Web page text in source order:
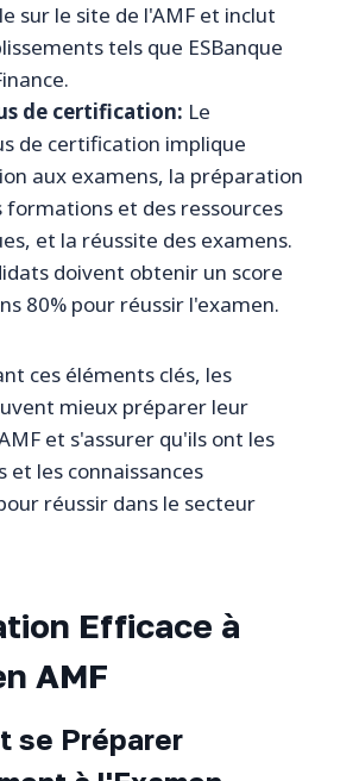
sur le site de l'AMF et inclut
tels que ESBanque
de certification: Le
de certification implique
aux examens, la préparation
formations et des ressources
et la réussite des examens.
doivent obtenir un score
80% pour réussir l'examen.
ces éléments clés, les
mieux préparer leur
et s'assurer qu'ils ont les
et les connaissances
réussir dans le secteur
Efficace à
AMF
se Préparer